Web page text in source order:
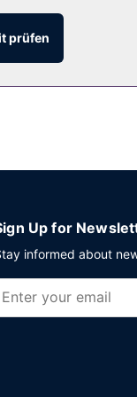
deinem Zimmer
prüfen
Up for
informed about